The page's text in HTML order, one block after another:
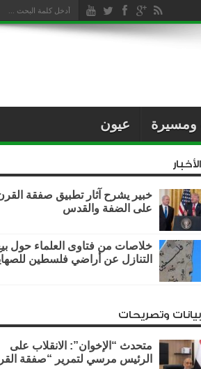
ومسيرة عيون
الأخبار
خبير يشرح آثار تطبيق صفقة
على الضفة والقدس
خلاصات من فتاوى العلماء حول
التنازل عن أراضي فلسطين
بيانات وتصريحات
متحدث “الإخوان”: الانقلاب على
الرئيس مرسي لتمرير “صفقة